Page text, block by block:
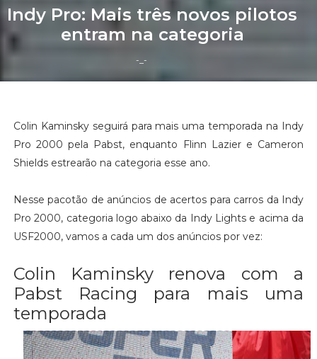
Indy Pro: Mais três novos pilotos
entram na categoria
-_-
Colin Kaminsky seguirá para mais uma temporada na Indy
Pro 2000 pela Pabst, enquanto Flinn Lazier e Cameron
Shields estrearão na categoria esse ano.
Nesse pacotão de anúncios de acertos para carros da Indy
Pro 2000, categoria logo abaixo da Indy Lights e acima da
USF2000, vamos a cada um dos anúncios por vez:
Colin Kaminsky renova com a
Pabst Racing para mais uma
temporada